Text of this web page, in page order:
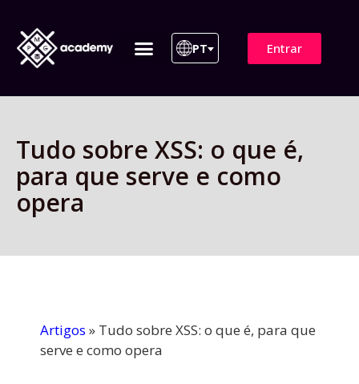
PT Entrar
Tudo sobre XSS: o que é,
para que serve e como
opera
Artigos » Tudo sobre XSS: o que é, para que
serve e como opera